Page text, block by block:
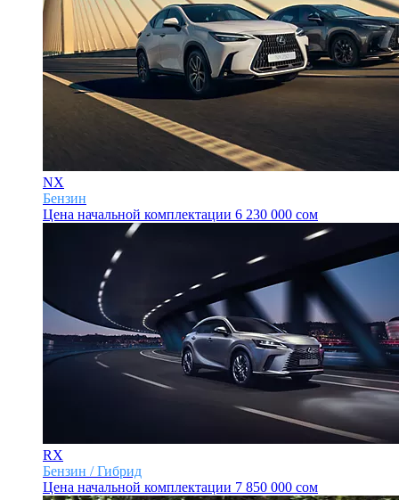
NX
Бензин
Цена начальной комплектации 6 230 000 сом
RX
Бензин / Гибрид
Цена начальной комплектации 7 850 000 сом